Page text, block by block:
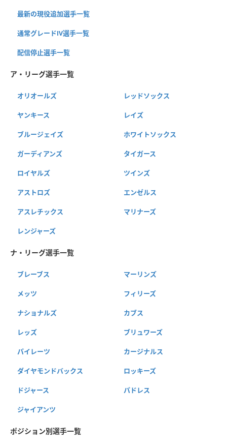
最新の現役追加選手一覧
通常グレードⅣ選手一覧
配信停止選手一覧
ア・リーグ選手一覧
オリオールズ レッドソックス
ヤンキース レイズ
ブルージェイズ ホワイトソックス
ガーディアンズ タイガース
ロイヤルズ ツインズ
アストロズ エンゼルス
アスレチックス マリナーズ
レンジャーズ
ナ・リーグ選手一覧
ブレーブス マーリンズ
メッツ フィリーズ
ナショナルズ カブス
レッズ ブリュワーズ
パイレーツ カージナルス
ダイヤモンドバックス ロッキーズ
ドジャース パドレス
ジャイアンツ
ポジション別選手一覧